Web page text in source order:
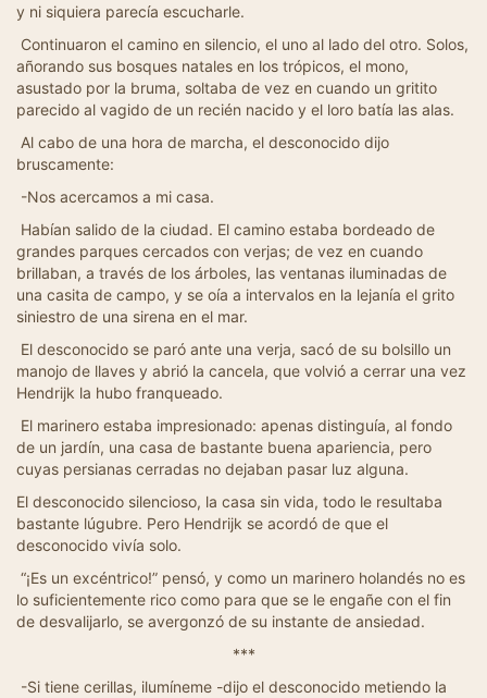
y ni siquiera parecía escucharle.
Continuaron el camino en silencio, el uno al lado del otro. Solos,
añorando sus bosques natales en los trópicos, el mono,
asustado por la bruma, soltaba de vez en cuando un gritito
parecido al vagido de un recién nacido y el loro batía las alas.
Al cabo de una hora de marcha, el desconocido dijo
bruscamente:
-Nos acercamos a mi casa.
Habían salido de la ciudad. El camino estaba bordeado de
grandes parques cercados con verjas; de vez en cuando
brillaban, a través de los árboles, las ventanas iluminadas de
una casita de campo, y se oía a intervalos en la lejanía el grito
siniestro de una sirena en el mar.
El desconocido se paró ante una verja, sacó de su bolsillo un
manojo de llaves y abrió la cancela, que volvió a cerrar una vez
Hendrijk la hubo franqueado.
El marinero estaba impresionado: apenas distinguía, al fondo
de un jardín, una casa de bastante buena apariencia, pero
cuyas persianas cerradas no dejaban pasar luz alguna.
El desconocido silencioso, la casa sin vida, todo le resultaba
bastante lúgubre. Pero Hendrijk se acordó de que el
desconocido vivía solo.
“¡Es un excéntrico!” pensó, y como un marinero holandés no es
lo suficientemente rico como para que se le engañe con el fin
de desvalijarlo, se avergonzó de su instante de ansiedad.
***
-Si tiene cerillas, ilumíneme -dijo el desconocido metiendo la